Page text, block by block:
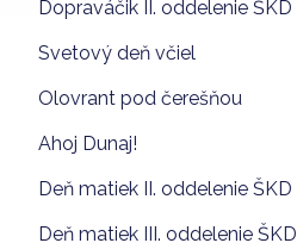
Dopraváčik II. oddelenie ŠKD
Svetový deň včiel
Olovrant pod čerešňou
Ahoj Dunaj!
Deň matiek II. oddelenie ŠKD
Deň matiek III. oddelenie ŠKD